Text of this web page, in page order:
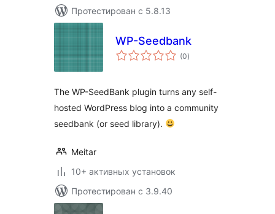
Протестирован с 5.8.13
WP-Seedbank
(0общий
рейтинг
)
The WP-SeedBank plugin turns any self-
hosted WordPress blog into a community
seedbank (or seed library).
Meitar
10+ активных установок
Протестирован с 3.9.40